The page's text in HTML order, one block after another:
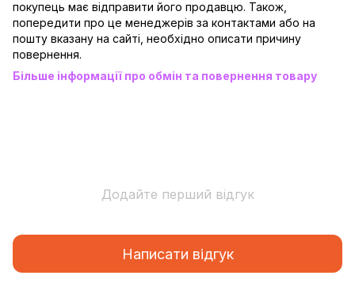
покупець має відправити його продавцю. Також,
попередити про це менеджерів за контактами або на
пошту вказану на сайті, необхідно описати причину
повернення.
Більше інформації про обмін та повернення товару
Додайте перший відгук
Написати відгук